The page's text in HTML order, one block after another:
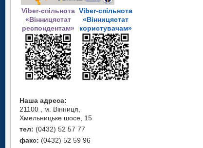
Viber-спільнота
«Вінницястат
респондентам»
Viber-спільнота
«Вінницястат
користувачам»
Наша адреса:
21100 , м. Вінниця,
Хмельницьке шосе, 15
тел: (0432) 52 57 77
факс: (0432) 52 59 96